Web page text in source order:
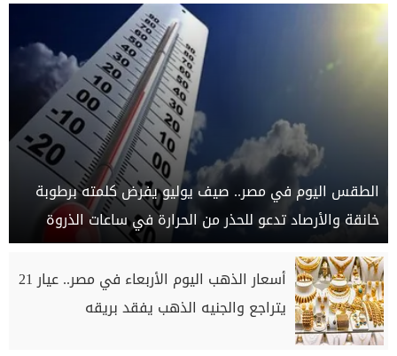
الطقس اليوم في مصر.. صيف يوليو يفرض كلمته برطوبة
خانقة والأرصاد تدعو للحذر من الحرارة في ساعات الذروة
أسعار الذهب اليوم الأربعاء في مصر.. عيار 21
يتراجع والجنيه الذهب يفقد بريقه